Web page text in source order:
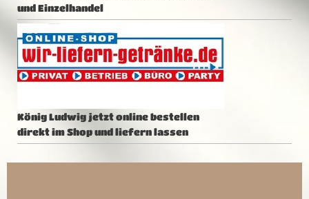
und Einzelhandel
König Ludwig jetzt online bestellen
direkt im Shop und liefern lassen